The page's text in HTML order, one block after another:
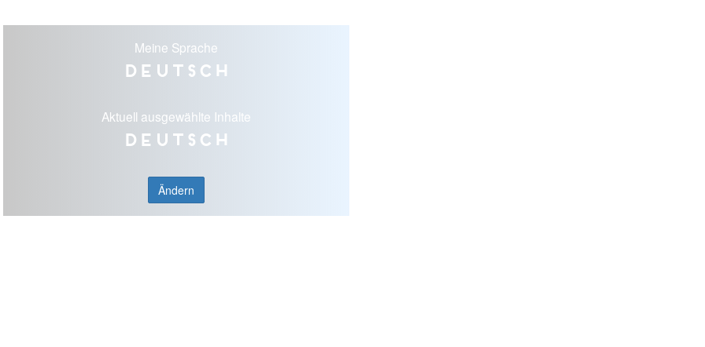
Meine Sprache
Deutsch
Aktuell ausgewählte Inhalte
Deutsch
Ändern